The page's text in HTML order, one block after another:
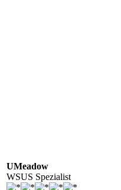
UMeadow
WSUS Spezialist